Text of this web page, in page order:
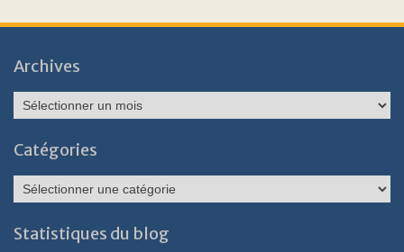
Archives
Archives
Catégories
Catégories
Statistiques du blog